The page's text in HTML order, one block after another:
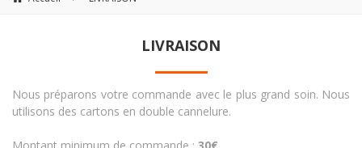
LIVRAISON
Nous préparons votre commande avec le plus grand soin. Nous
utilisons des cartons en double cannelure.
Montant minimum de commande : 30€.